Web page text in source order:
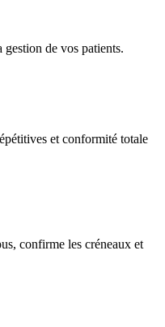
de vos patients.
et conformité totale
confirme les créneaux et